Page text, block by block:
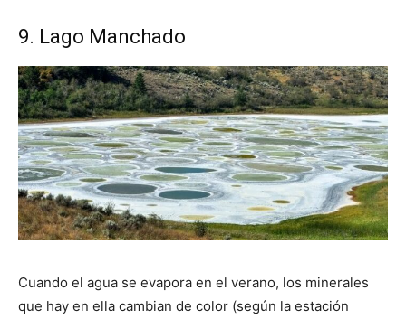
9. Lago Manchado
Cuando el agua se evapora en el verano, los minerales
que hay en ella cambian de color (según la estación